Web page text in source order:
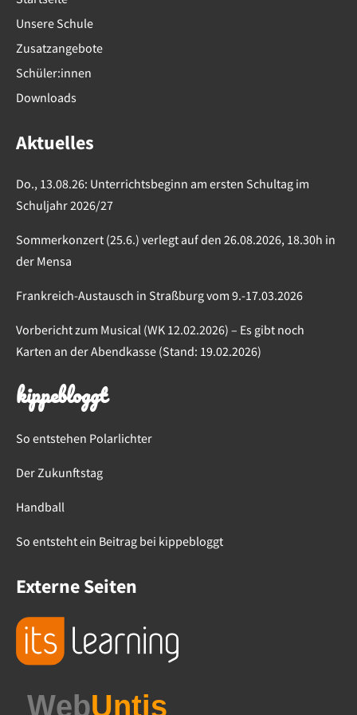
Unsere Schule
Zusatzangebote
Schüler:innen
Downloads
Aktuelles
Do., 13.08.26: Unterrichtsbeginn am ersten Schultag im
Schuljahr 2026/27
Sommerkonzert (25.6.) verlegt auf den 26.08.2026, 18.30h in
der Mensa
Frankreich-Austausch in Straßburg vom 9.-17.03.2026
Vorbericht zum Musical (WK 12.02.2026) – Es gibt noch
Karten an der Abendkasse (Stand: 19.02.2026)
kippebloggt
So entstehen Polarlichter
Der Zukunftstag
Handball
So entsteht ein Beitrag bei kippebloggt
Externe Seiten